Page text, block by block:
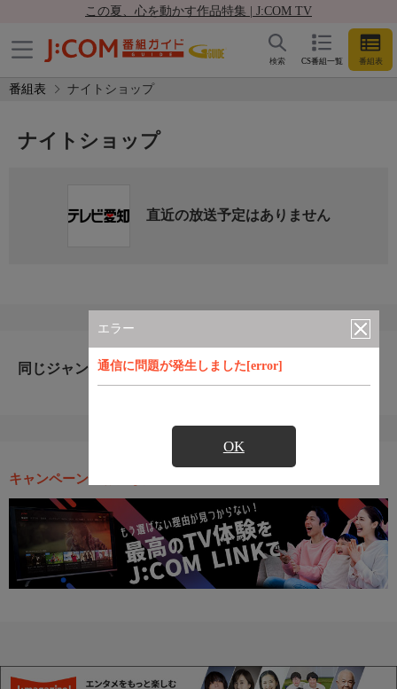
この夏、心を動かす作品特集 | J:COM TV
CS番組一覧 番組表
検索
番組表 ナイトショップ
エラー
通信に問題が発生しました[error]
OK
ナイトショップ
直近の放送予定はありません
同じジャンルのおすすめ番組
キャンペーン・お得な情報